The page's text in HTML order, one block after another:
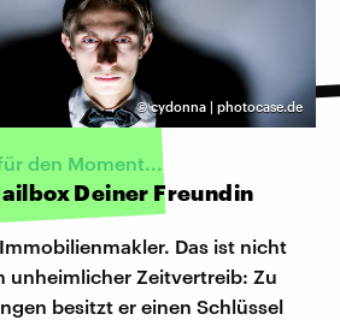
©cydonna | photocase.de
den Moment...
Deiner Freundin
Das ist nicht
unheimlicher Zeitvertreib: Zu
besitzt er einen Schlüssel